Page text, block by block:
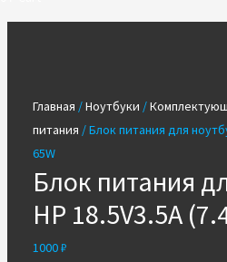
Главная /Ноутбуки /
питания / Блок питания для
65W
Блок питания
HP 18.5V3.5A
1000₽